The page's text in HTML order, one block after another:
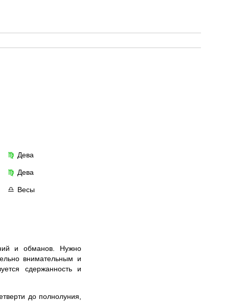
♍ Дева
♍ Дева
♎ Весы
и обманов. Нужно
внимательным и
сдержанность и
до полнолуния,